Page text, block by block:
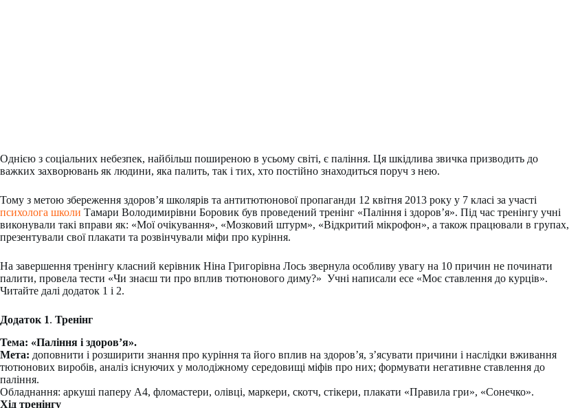
Однією з соціальних небезпек, найбільш поширеною в усьому світі, є паління. Ця шкідлива звичка призводить до
важких захворювань як людини, яка палить, так і тих, хто постійно знаходиться поруч з нею.
Тому з метою збереження здоров’я школярів та антитютюнової пропаганди 12 квітня 2013 року у 7 класі за участі
психолога школи Тамари Володимирівни Боровик був проведений тренінг «Паління і здоров’я». Під час тренінгу учні
виконували такі вправи як: «Мої очікування», «Мозковий штурм», «Відкритий мікрофон», а також працювали в групах,
презентували свої плакати та розвінчували міфи про куріння.
На завершення тренінгу класний керівник Ніна Григорівна Лось звернула особливу увагу на 10 причин не починати
палити, провела тести «Чи знаєш ти про вплив тютюнового диму?» Учні написали есе «Моє ставлення до курців».
Читайте далі додаток 1 і 2.
Додаток 1. Тренінг
Тема: «Паління і здоров’я».
Мета: доповнити і розширити знання про куріння та його вплив на здоров’я, з’ясувати причини і наслідки вживання
тютюнових виробів, аналіз існуючих у молодіжному середовищі міфів про них; формувати негативне ставлення до
паління.
Обладнання: аркуші паперу А4, фломастери, олівці, маркери, скотч, стікери, плакати «Правила гри», «Сонечко».
Хід тренінгу